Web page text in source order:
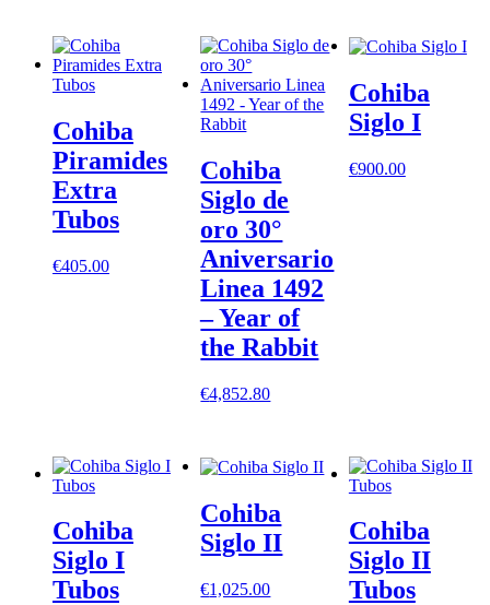
Cohiba
Piramides
Extra
Tubos
€405.00
Cohiba
Siglo de
oro 30°
Aniversario
Linea 1492
– Year of
the Rabbit
€4,852.80
Cohiba
Siglo I
€900.00
Cohiba
Siglo I
Tubos
Cohiba
Siglo II
€1,025.00
Cohiba
Siglo II
Tubos